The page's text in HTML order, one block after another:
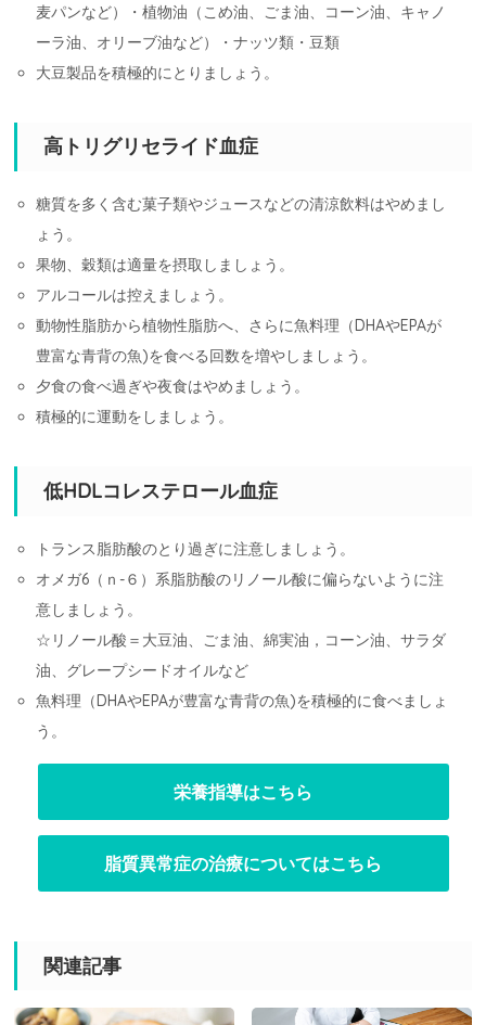
麦パンなど）・植物油（こめ油、ごま油、コーン油、キャノ
ーラ油、オリーブ油など）・ナッツ類・豆類
大豆製品を積極的にとりましょう。
高トリグリセライド血症
糖質を多く含む菓子類やジュースなどの清涼飲料はやめまし
ょう。
果物、穀類は適量を摂取しましょう。
アルコールは控えましょう。
動物性脂肪から植物性脂肪へ、さらに魚料理（DHAやEPAが
豊富な青背の魚)を食べる回数を増やしましょう。
夕食の食べ過ぎや夜食はやめましょう。
積極的に運動をしましょう。
低HDLコレステロール血症
トランス脂肪酸のとり過ぎに注意しましょう。
オメガ6（ｎ-６）系脂肪酸のリノール酸に偏らないように注
意しましょう。
☆リノール酸＝大豆油、ごま油、綿実油，コーン油、サラダ
油、グレープシードオイルなど
魚料理（DHAやEPAが豊富な青背の魚)を積極的に食べましょ
う。
栄養指導はこちら
脂質異常症の治療についてはこちら
関連記事